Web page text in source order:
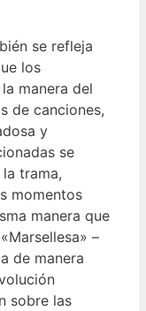
se refleja
los
manera del
de canciones,
y
se
trama,
momentos
manera que
–
de manera
sobre las